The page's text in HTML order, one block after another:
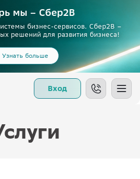
мы – Сбер2B
бизнес-сервисов. Сбер2В –
решений для развития бизнеса!
Узнать больше
Вход